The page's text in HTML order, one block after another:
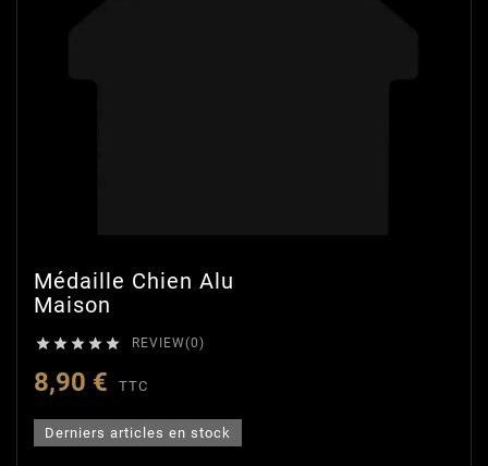
Médaille Chien Alu
Maison
     REVIEW(0)
8,90 € TTC
Derniers articles en stock